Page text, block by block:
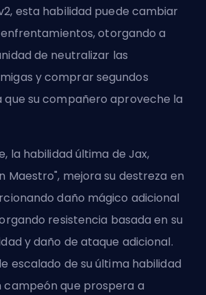
esta habilidad puede cambiar
otorgando a
de neutralizar las
y comprar segundos
que su compañero aproveche la
la habilidad última de Jax,
Maestro", mejora su destreza en
daño mágico adicional
resistencia basada en su
y daño de ataque adicional.
escalado de su última habilidad
campeón que prospera a